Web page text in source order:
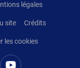
légales
site Crédits
les cookies